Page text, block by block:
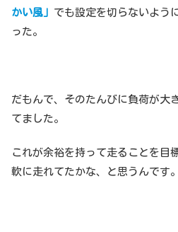
かい風」 でも設定を切らないよう
った。
だもんで、そのたんびに負荷が大
てました。
これが余裕を持って走ることを目
軟に走れてたかな、と思うんです。